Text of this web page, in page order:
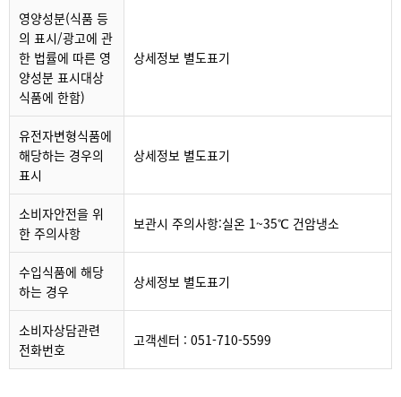
영양성분(식품 등
의 표시/광고에 관
한 법률에 따른 영
양성분 표시대상
식품에 한함)
상세정보 별도표기
유전자변형식품에
해당하는 경우의
표시
상세정보 별도표기
소비자안전을 위
한 주의사항
보관시 주의사항:실온 1~35℃ 건암냉소
수입식품에 해당
하는 경우
상세정보 별도표기
소비자상담관련
전화번호
고객센터 : 051-710-5599